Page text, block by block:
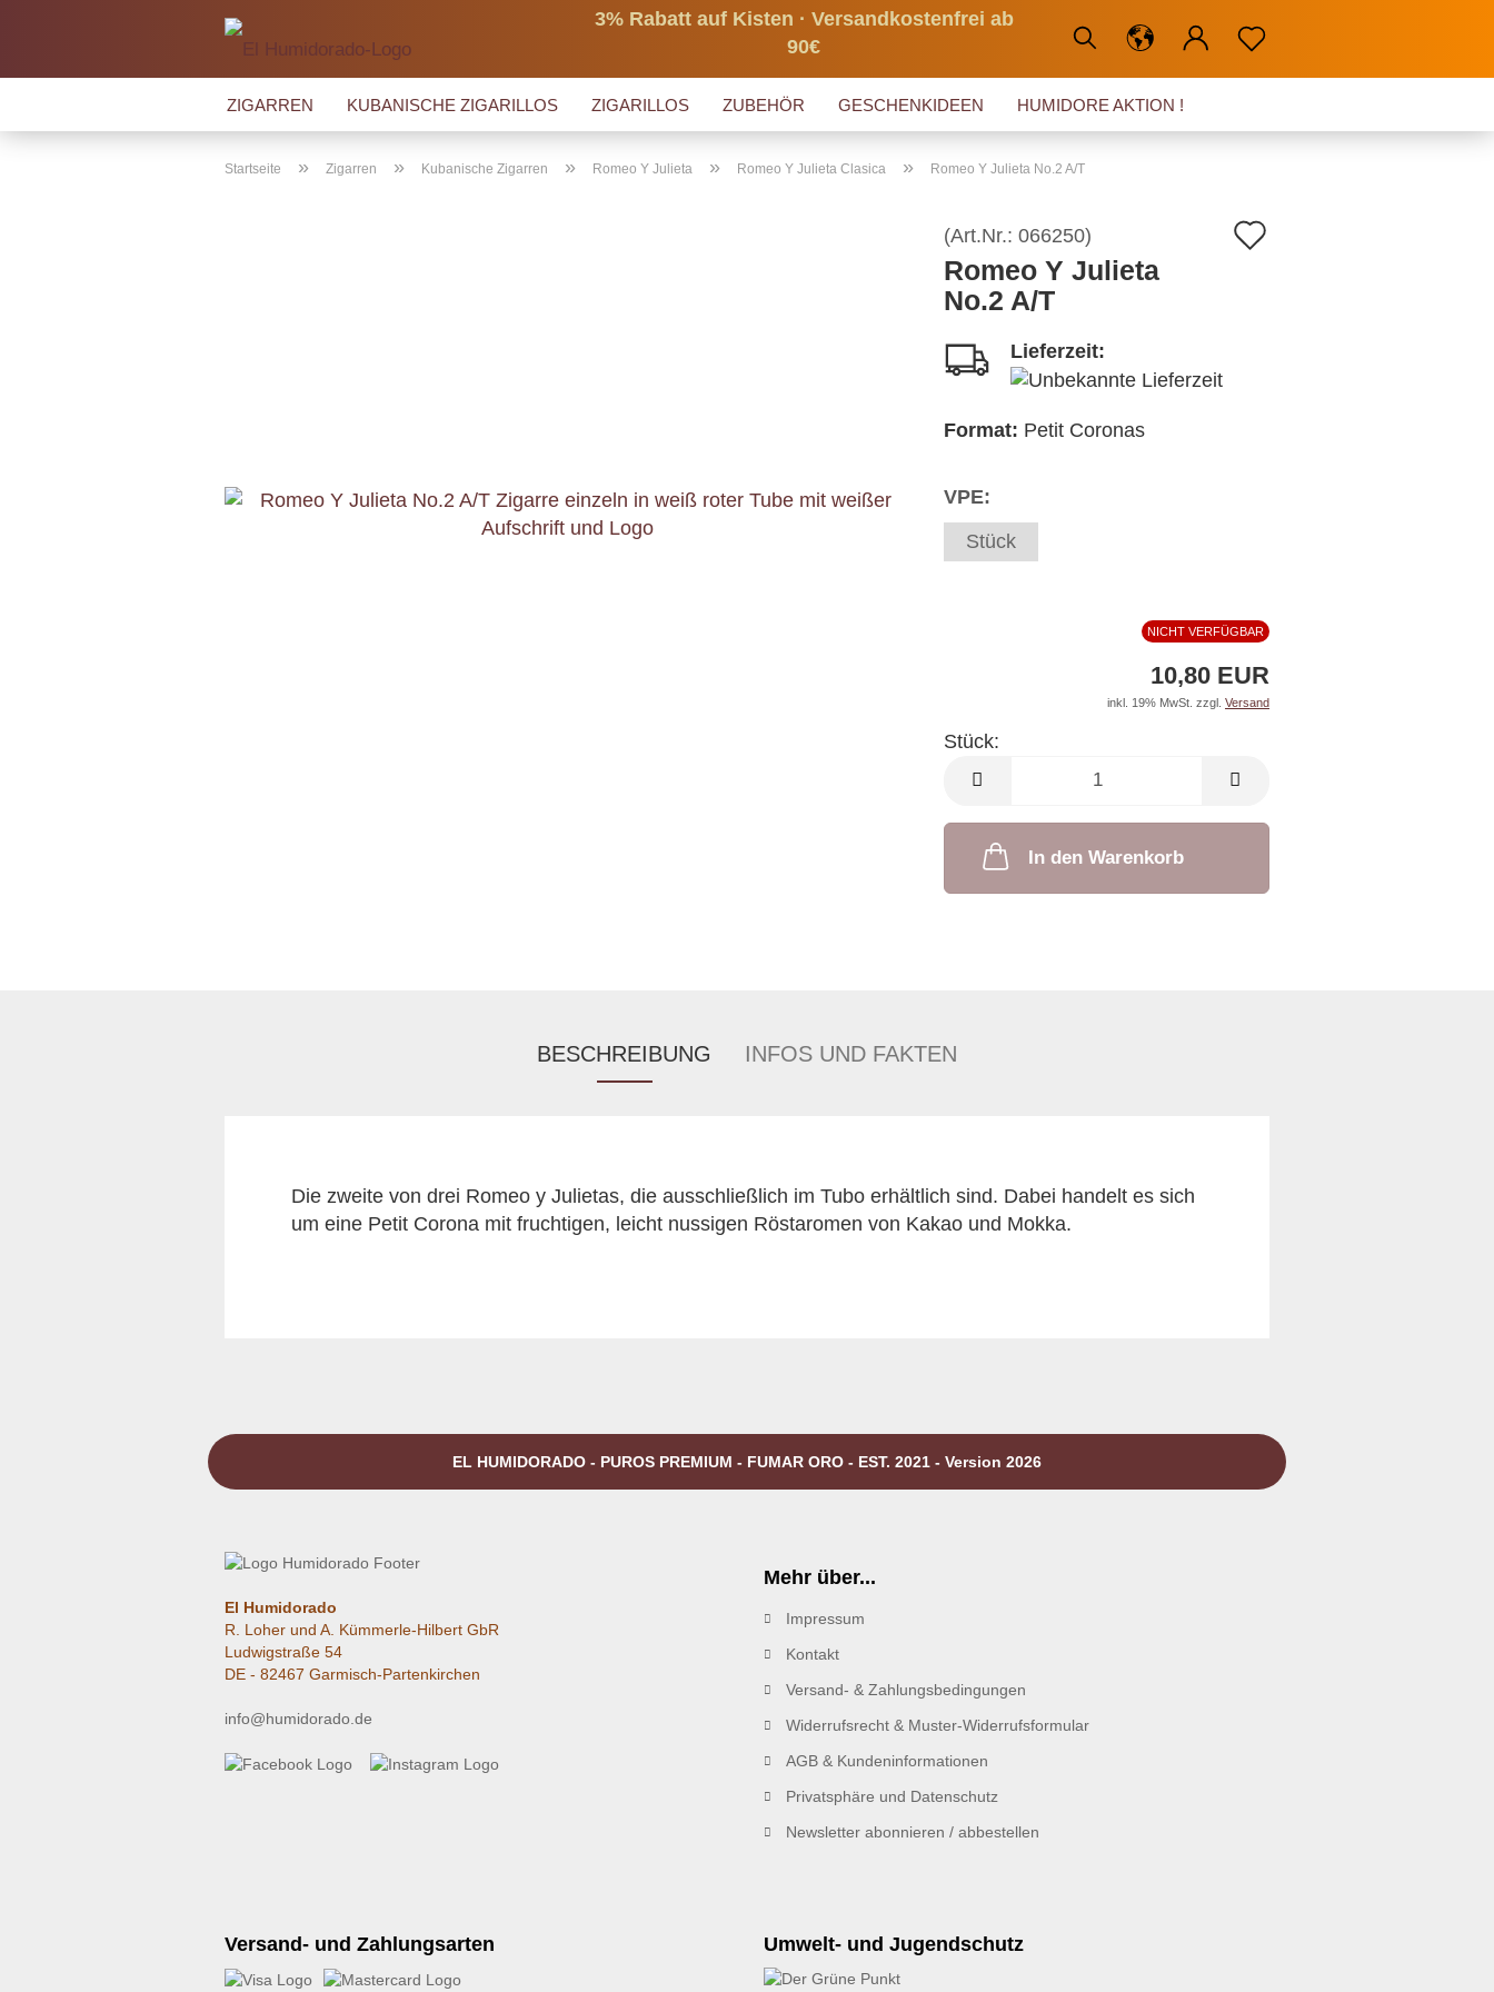
3% Rabatt auf Kisten · Versandkostenfrei ab
90€
ZIGARREN KUBANISCHE ZIGARILLOS ZIGARILLOS ZUBEHÖR GESCHENKIDEEN HUMIDORE AKTION !
Startseite » Zigarren » Kubanische Zigarren » Romeo Y Julieta » Romeo Y Julieta Clasica » Romeo Y Julieta No.2 A/T
(Art.Nr.: 066250)
Romeo Y Julieta
No.2 A/T
Lieferzeit:
Format: Petit Coronas
VPE:
Stück
NICHT VERFÜGBAR
10,80 EUR
inkl. 19% MwSt. zzgl. Versand
Stück:
Stück
In den Warenkorb
BESCHREIBUNG INFOS UND FAKTEN
Die zweite von drei Romeo y Julietas, die ausschließlich im Tubo erhältlich sind. Dabei handelt es sich
um eine Petit Corona mit fruchtigen, leicht nussigen Röstaromen von Kakao und Mokka.
EL HUMIDORADO - PUROS PREMIUM - FUMAR ORO - EST. 2021 - Version 2026
El Humidorado
R. Loher und A. Kümmerle-Hilbert GbR
Ludwigstraße 54
DE - 82467 Garmisch-Partenkirchen
info@humidorado.de
Mehr über...
Impressum
Kontakt
Versand- & Zahlungsbedingungen
Widerrufsrecht & Muster-Widerrufsformular
AGB & Kundeninformationen
Privatsphäre und Datenschutz
Newsletter abonnieren / abbestellen
Versand- und Zahlungsarten Umwelt- und Jugendschutz